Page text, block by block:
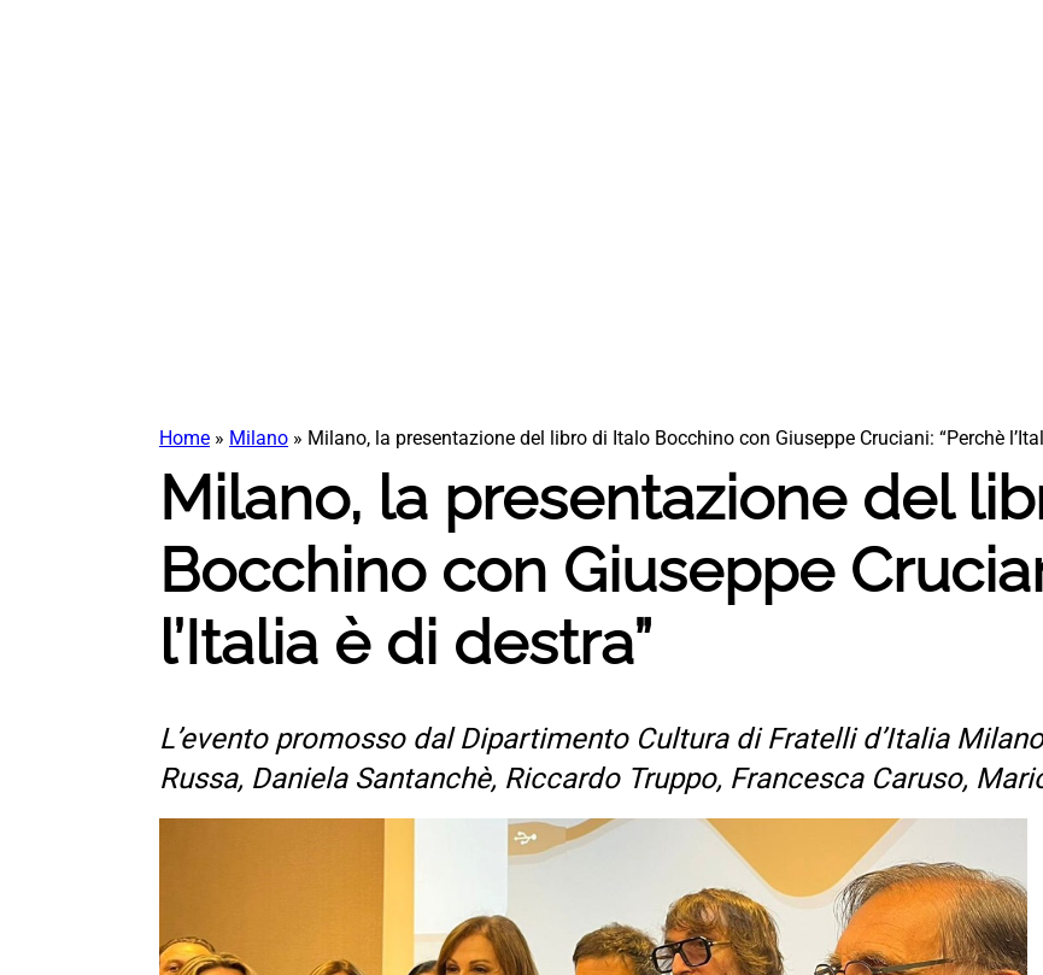
Home » Milano » Milano, la presentazione del libro di Italo Bocchino con Giuseppe Cruciani: “Perchè
Milano, la presentazione del
Bocchino con Giuseppe
l’Italia è di destra”
L’evento promosso dal Dipartimento Cultura di Fratelli d’Italia
Russa, Daniela Santanchè, Riccardo Truppo, Francesca Caruso,